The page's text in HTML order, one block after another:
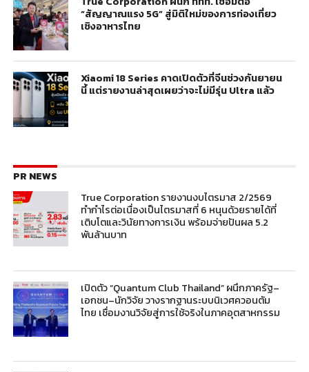
“สัญญาณแรง 5G” สู่มิติใหม่ของการท่องเที่ยว
เชิงอาหารไทย
Xiaomi 18 Series คาดเปิดตัวที่จีนช่วงกันยายน
นี้ แต่รายงานล่าสุดเผยว่าจะไม่มีรุ่น Ultra แล้ว
PR NEWS
True Corporation รายงานงบไตรมาส 2/2569
ทำกำไรต่อเนื่องเป็นไตรมาสที่ 6 หนุนด้วยรายได้ที่
เติบโตและวินัยทางการเงิน พร้อมจ่ายปันผล 5.2
พันล้านบาท
เปิดตัว “Quantum Club Thailand” ผนึกภาครัฐ–
เอกชน–นักวิจัย วางรากฐานระบบนิเวศควอนตัม
ไทย เชื่อมงานวิจัยสู่การใช้จริงในภาคอุตสาหกรรม